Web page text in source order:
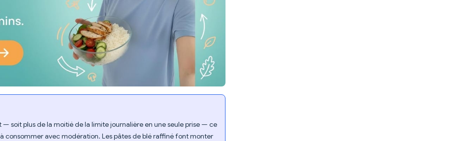
soit plus de la moitié de la limite journalière en une seule prise — ce
consommer avec modération. Les pâtes de blé raffiné font monter